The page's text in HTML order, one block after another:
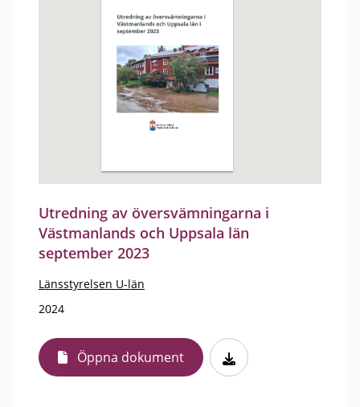
Utredning av översvämningarna i
Västmanlands och Uppsala län
september 2023
Länsstyrelsen U-län
2024
Öppna dokument